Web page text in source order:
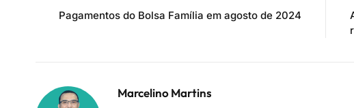
Pagamentos do Bolsa Família em agosto de 2024
Marcelino Martins